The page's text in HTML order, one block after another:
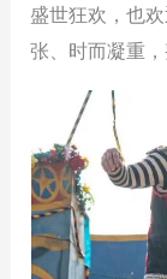
盛世狂欢，也
张、时而凝重